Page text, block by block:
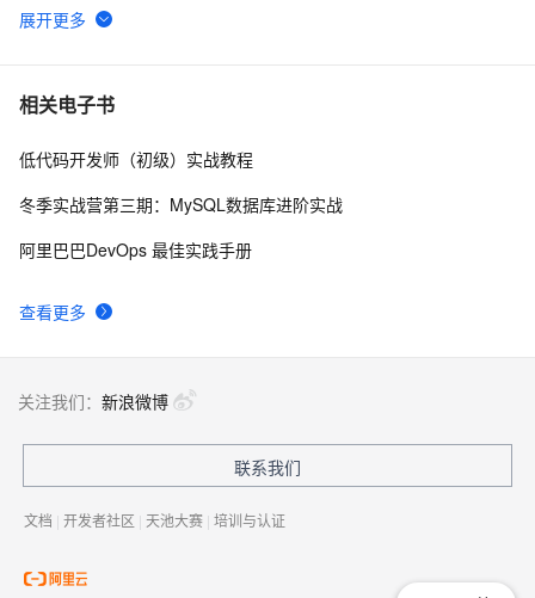
6 危机爆发前 48 小时，他们选择先把三种未来预演一遍
7 智能运维与数据治理：基于 Apache Doris 的 Data
8 阿里云数据库首场Agentic DB Day落地深圳：AI时代，
建全域内容洞察新框架
AI Agent实现数据管理效率跃迁？
相关电子书
查看更多
低代码开发师（初级）实战教程
冬季实战营第三期：MySQL数据库进阶实战
阿里巴巴DevOps 最佳实践手册
关注我们： 新浪微博
联系我们
文档 | 开发者社区 | 天池大赛 | 培训与认证